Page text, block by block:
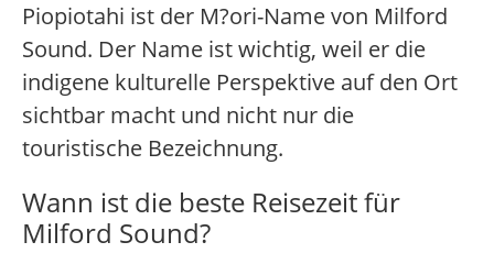
Piopiotahi ist der M?ori-Name von Milford
Sound. Der Name ist wichtig, weil er die
indigene kulturelle Perspektive auf den Ort
sichtbar macht und nicht nur die
touristische Bezeichnung.
Wann ist die beste Reisezeit für
Milford Sound?